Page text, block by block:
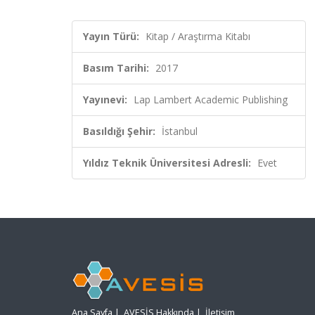
Yayın Türü: Kitap / Araştırma Kitabı
Basım Tarihi: 2017
Yayınevi: Lap Lambert Academic Publishing
Basıldığı Şehir: İstanbul
Yıldız Teknik Üniversitesi Adresli: Evet
Ana Sayfa | AVESİS Hakkında | İletişim